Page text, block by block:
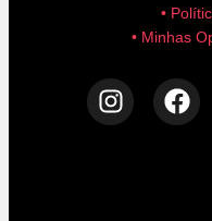
•
• Minhas